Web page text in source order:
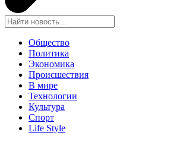
Общество
Политика
Экономика
Происшествия
В мире
Технологии
Культура
Спорт
Life Style